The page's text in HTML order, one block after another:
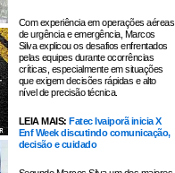
Com experiência em operações aéreas
de urgência e emergência, Marcos
Silva explicou os desafios enfrentados
pelas equipes durante ocorrências
críticas, especialmente em situações
que exigem decisões rápidas e alto
nível de precisão técnica.
LEIA MAIS:Fatec Ivaiporã inicia X
Enf Week discutindo comunicação,
decisão e cuidado